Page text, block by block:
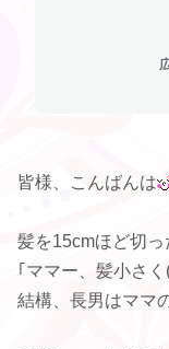
皆様、こんばんは
髪を15cmほど切
｢ママー、髪小さ
結構、長男はママ